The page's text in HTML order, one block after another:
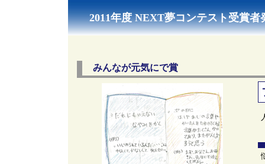
2011年度 NEXT夢コンテスト受賞者
みんなが元気にで賞